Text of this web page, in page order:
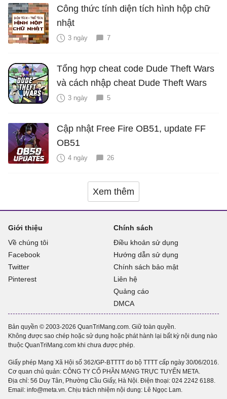
Công thức tính diện tích hình hộp chữ
nhật
3 ngày 7
Tổng hợp cheat code Dude Theft Wars
và cách nhập cheat Dude Theft Wars
3 ngày 5
Cập nhật Free Fire OB51, update FF
OB51
4 ngày 26
Xem thêm
Giới thiệu
Về chúng tôi
Facebook
Twitter
Pinterest
Chính sách
Điều khoản sử dụng
Hướng dẫn sử dụng
Chính sách bảo mật
Liên hệ
Quảng cáo
DMCA
Bản quyền © 2003-2026 QuanTriMang.com. Giữ toàn quyền.
Không được sao chép hoặc sử dụng hoặc phát hành lại bất kỳ nội dung nào
thuộc QuanTriMang.com khi chưa được phép.
Giấy phép Mạng Xã Hội số 362/GP-BTTTT do bộ TTTT cấp ngày 30/06/2016.
Cơ quan chủ quản: CÔNG TY CỔ PHẦN MẠNG TRỰC TUYẾN META.
Địa chỉ: 56 Duy Tân, Phường Cầu Giấy, Hà Nội. Điện thoại: 024 2242 6188
Email: info@meta.vn. Chịu trách nhiệm nội dung: Lê Ngọc Lam.